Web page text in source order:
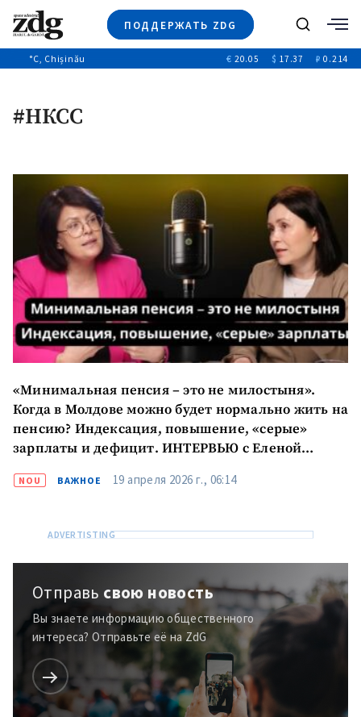
ПОДДЕРЖАТЬ ZDG
Новости
Видео
Выборы 2025
Поиск
°C, Chișinău € 20.05 $ 17.37 ₽ 0.214
#НКСС
«Минимальная пенсия – это не милостыня».
Когда в Молдове можно будет нормально жить на
пенсию? Индексация, повышение, «серые»
зарплаты и дефицит. ИНТЕРВЬЮ с Еленой
социального страхования
NOU ВАЖНОЕ 19 апреля 2026 г., 06:14
Отправь свою новость
Вы знаете информацию общественного
интереса? Отправьте её на ZdG